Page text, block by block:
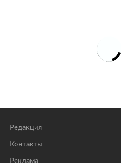
Редакция
Контакты
Реклама